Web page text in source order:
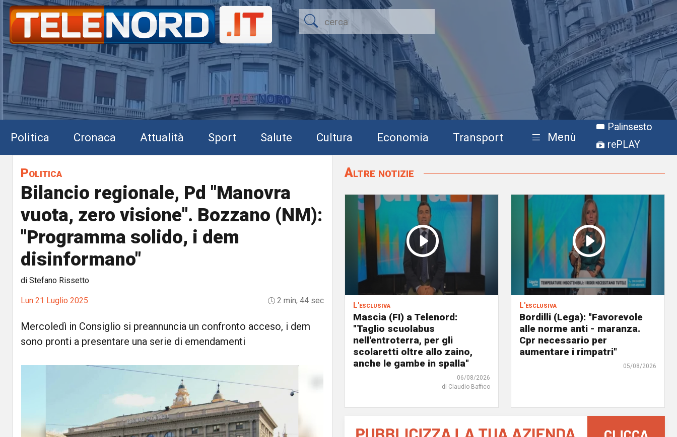
Politica Cronaca Attualità Sport Salute Cultura Economia Transport Menù
Palinsesto
rePLAY
Politica
Bilancio regionale, Pd "Manovra
vuota, zero visione". Bozzano (NM):
"Programma solido, i dem
disinformano"
di Stefano Rissetto
Lun 21 Luglio 2025 2 min, 44 sec
Mercoledì in Consiglio si preannuncia un confronto acceso, i dem
sono pronti a presentare una serie di emendamenti
Altre notizie
L'esclusiva
Mascia (FI) a Telenord:
"Taglio scuolabus
nell'entroterra, per gli
scolaretti oltre allo zaino,
anche le gambe in spalla"
06/08/2026
di Claudio Baffico
L'esclusiva
Bordilli (Lega): "Favorevole
alle norme anti - maranza.
Cpr necessario per
aumentare i rimpatri"
05/08/2026